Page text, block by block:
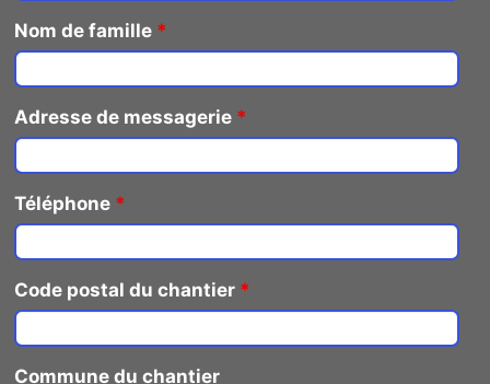
Nom de famille *
Adresse de messagerie *
Téléphone *
Code postal du chantier *
Commune du chantier